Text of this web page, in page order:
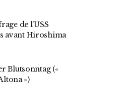
de l’USS
avant Hiroshima
Blutsonntag («
»)